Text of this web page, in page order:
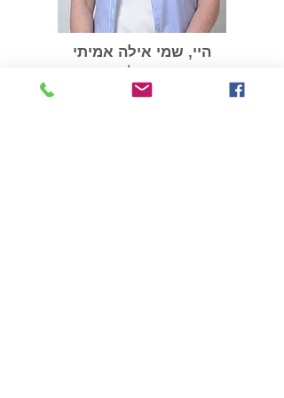
היי, שמי אילה אמיתי
מאמנת אישית לריפוי פנימי
עוזרת לנפגעי ושורדי נרקיסיזם